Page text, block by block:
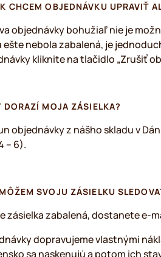
CHCEM OBJEDNÁVKU UPRAVIŤ
objednávky bohužiaľ nie je
ešte nebola zabalená, je
kliknite na tlačidlo „Zrušiť
DORAZÍ MOJA ZÁSIELKA?
objednávky z nášho skladu v
– 6).
SVOJU ZÁSIELKU
zásielka zabalená, dostanete e-
dopravujeme vlastnými
sa naskenujú a potom ich